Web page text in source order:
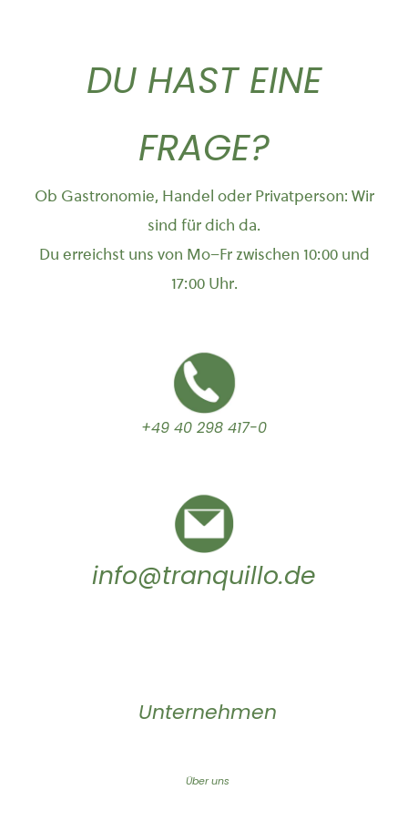
DU HAST EINE
FRAGE?
Ob Gastronomie, Handel oder Privatperson: Wir
sind für dich da.
Du erreichst uns von Mo–Fr zwischen 10:00 und
17:00 Uhr.
+49 40 298 417-0
info@tranquillo.de
Unternehmen
Über uns